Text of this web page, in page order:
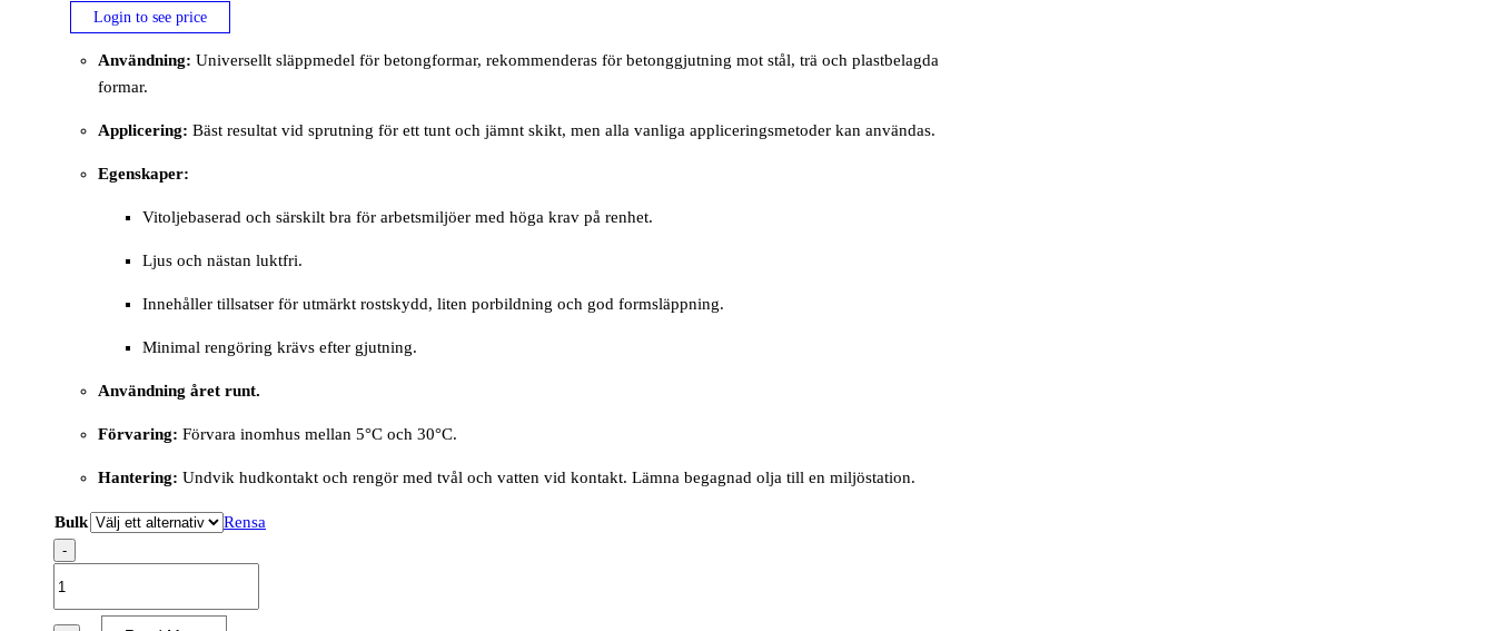
Login to see price
Användning: Universellt släppmedel för betongformar, rekommenderas för betonggjutning mot stål, trä och plastbelagda
formar.
Applicering: Bäst resultat vid sprutning för ett tunt och jämnt skikt, men alla vanliga appliceringsmetoder kan användas.
Egenskaper:
Vitoljebaserad och särskilt bra för arbetsmiljöer med höga krav på renhet.
Ljus och nästan luktfri.
Innehåller tillsatser för utmärkt rostskydd, liten porbildning och god formsläppning.
Minimal rengöring krävs efter gjutning.
Användning året runt.
Förvaring: Förvara inomhus mellan 5°C och 30°C.
Hantering: Undvik hudkontakt och rengör med tvål och vatten vid kontakt. Lämna begagnad olja till en miljöstation.
Bulk Rensa
-